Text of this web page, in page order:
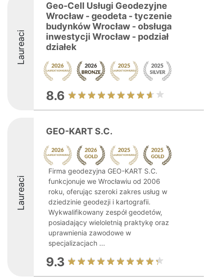
Laureaci
Geo-Cell Usługi Geodezyjne
Wrocław - geodeta - tyczenie
budynków Wrocław - obsługa
inwestycji Wrocław - podział
działek
8.6
Laureaci
GEO-KART S.C.
Firma geodezyjna GEO-KART S.C.
funkcjonuje we Wrocławiu od 2006
roku, oferując szeroki zakres usług w
dziedzinie geodezji i kartografii.
Wykwalifikowany zespół geodetów,
posiadający wieloletnią praktykę oraz
uprawnienia zawodowe w
specjalizacjach ...
9.3